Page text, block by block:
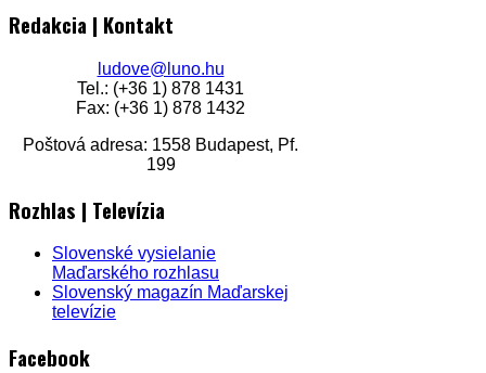
Redakcia | Kontakt
ludove@luno.hu
Tel.: (+36 1) 878 1431
Fax: (+36 1) 878 1432
Poštová adresa: 1558 Budapest, Pf.
199
Rozhlas | Televízia
Slovenské vysielanie
Maďarského rozhlasu
Slovenský magazín Maďarskej
televízie
Facebook